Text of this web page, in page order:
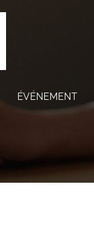
ÉVÉNEMENT